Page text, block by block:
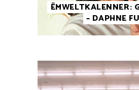
ËMWELTKALENNER:
– DAPHNE FU